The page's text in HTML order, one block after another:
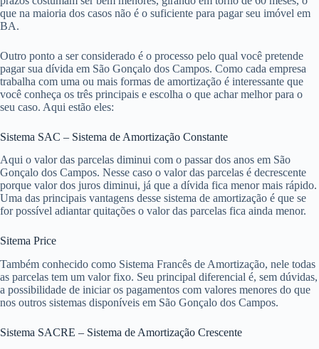
que na maioria dos casos não é o suficiente para pagar seu imóvel em
BA.
Outro ponto a ser considerado é o processo pelo qual você pretende
pagar sua dívida em São Gonçalo dos Campos. Como cada empresa
trabalha com uma ou mais formas de amortização é interessante que
você conheça os três principais e escolha o que achar melhor para o
seu caso. Aqui estão eles:
Sistema SAC – Sistema de Amortização Constante
Aqui o valor das parcelas diminui com o passar dos anos em São
Gonçalo dos Campos. Nesse caso o valor das parcelas é decrescente
porque valor dos juros diminui, já que a dívida fica menor mais rápido.
Uma das principais vantagens desse sistema de amortização é que se
for possível adiantar quitações o valor das parcelas fica ainda menor.
Sitema Price
Também conhecido como Sistema Francês de Amortização, nele todas
as parcelas tem um valor fixo. Seu principal diferencial é, sem dúvidas,
a possibilidade de iniciar os pagamentos com valores menores do que
nos outros sistemas disponíveis em São Gonçalo dos Campos.
Sistema SACRE – Sistema de Amortização Crescente